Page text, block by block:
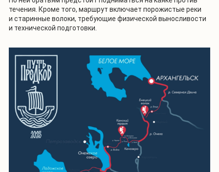
течения. Кроме того, маршрут включает порожистые реки
и старинные волоки, требующие физической выносливости
и технической подготовки.